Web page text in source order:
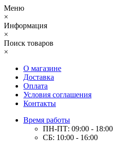
Меню
×
Информация
×
Поиск товаров
×
О магазине
Доставка
Оплата
Условия соглашения
Контакты
Время работы
ПН-ПТ: 09:00 - 18:00
СБ: 10:00 - 16:00